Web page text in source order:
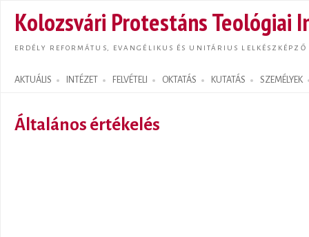
Kolozsvári Protestáns Teológiai
ERDÉLY REFORMÁTUS, EVANGÉLIKUS ÉS UNITÁRIUS LELKÉSZKÉPZŐ
AKTUÁLIS INTÉZET FELVÉTELI OKTATÁS KUTATÁS SZEMÉLYEK
Search form
Általános értékelés